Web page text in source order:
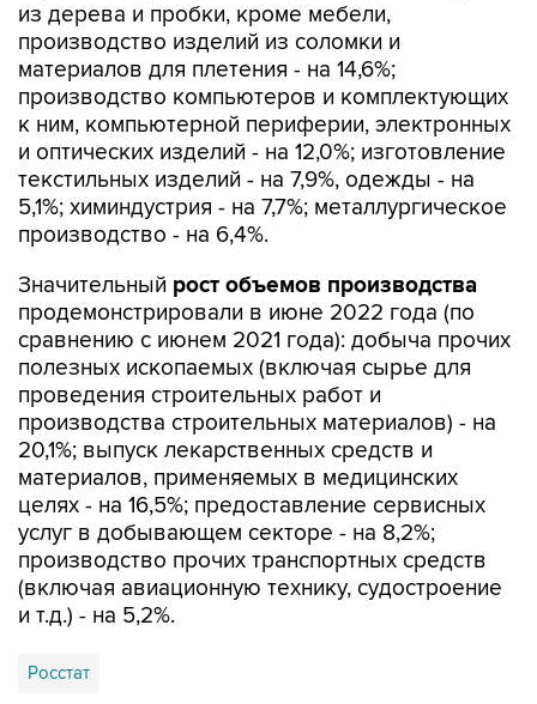
из дерева и пробки, кроме мебели,
производство изделий из соломки и
материалов для плетения - на 14,6%;
производство компьютеров и комплектующих
к ним, компьютерной периферии, электронных
и оптических изделий - на 12,0%; изготовление
текстильных изделий - на 7,9%, одежды - на
5,1%; химиндустрия - на 7,7%; металлургическое
производство - на 6,4%.
Значительный рост объемов производства
продемонстрировали в июне 2022 года (по
сравнению с июнем 2021 года): добыча прочих
полезных ископаемых (включая сырье для
проведения строительных работ и
производства строительных материалов) - на
20,1%; выпуск лекарственных средств и
материалов, применяемых в медицинских
целях - на 16,5%; предоставление сервисных
услуг в добывающем секторе - на 8,2%;
производство прочих транспортных средств
(включая авиационную технику, судостроение
и т.д.) - на 5,2%.
Росстат